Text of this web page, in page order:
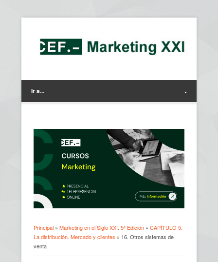
Ir a...
Usted está aquí
Principal » Marketing en el Siglo XXI. 5ª Edición » CAPÍTULO 5.
La distribución. Mercado y clientes » 16. Otros sistemas de
venta